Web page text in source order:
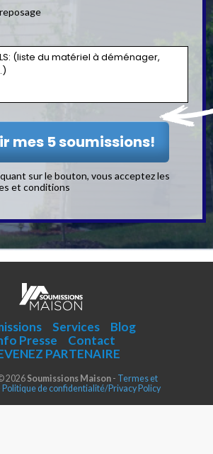
sur le bouton, vous acceptez les
et conditions
Services
Blog
Presse
Contact
PARTENAIRE
2026 Soumissions Maison- Termes et
Politique de confidentialité/Privacy Policy